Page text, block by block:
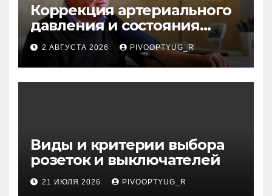
Коррекция артериального
давления и состояния
сосудов в профилактике
инсульта
2 АВГУСТА 2026 PIVOOPTYUG_R
Виды и критерии выбора
розеток и выключателей
21 ИЮЛЯ 2026 PIVOOPTYUG_R